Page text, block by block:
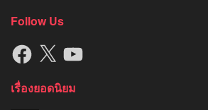
Follow Us
Facebook
X YouTube
เรื่องยอดนิยม